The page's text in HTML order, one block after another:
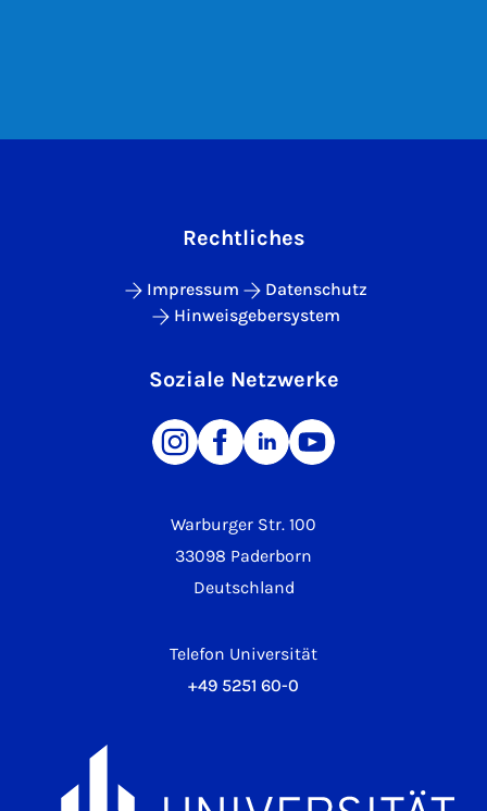
Warburger Str. 100
33098 Paderborn
Deutschland
Telefon Universität
+49 5251 60-0
Rechtliches
Impressum
Datenschutz
Hinweisgebersystem
Soziale Netzwerke